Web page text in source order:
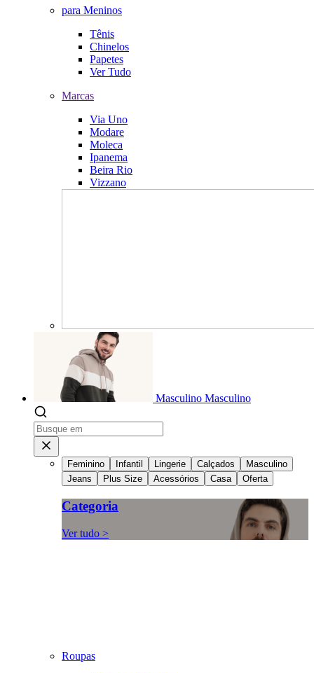
para Meninos
Tênis
Chinelos
Papetes
Ver Tudo
Marcas
Via Uno
Modare
Moleca
Ipanema
Beira Rio
Vizzano
Masculino Masculino
Feminino Infantil Lingerie Calçados
Masculino
Jeans
Plus Size Acessórios Casa Oferta
Categoria
Ver tudo >
Roupas